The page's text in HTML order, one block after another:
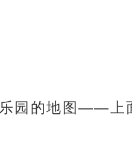
园的地图——上